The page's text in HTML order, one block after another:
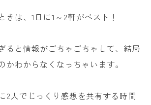
きは、1日に1～2軒がベスト！
ると情報がごちゃごちゃして、結局
かわからなくなっちゃいます。
2人でじっくり感想を共有する時間